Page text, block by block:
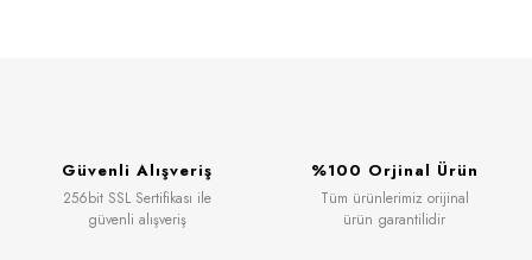
Güvenli Alışveriş
256bit SSL Sertifikası ile
güvenli alışveriş
%100 Orjinal Ürün
Tüm ürünlerimiz orijinal
ürün garantilidir